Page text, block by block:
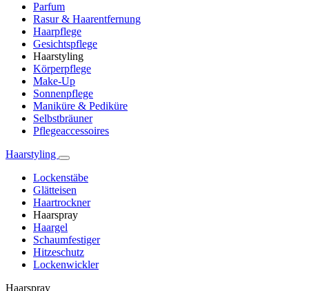
Parfum
Rasur & Haarentfernung
Haarpflege
Gesichtspflege
Haarstyling
Körperpflege
Make-Up
Sonnenpflege
Maniküre & Pediküre
Selbstbräuner
Pflegeaccessoires
Haarstyling
Lockenstäbe
Glätteisen
Haartrockner
Haarspray
Haargel
Schaumfestiger
Hitzeschutz
Lockenwickler
Haarspray